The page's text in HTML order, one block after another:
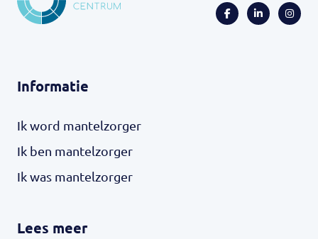
Informatie
Ik word mantelzorger
Ik ben mantelzorger
Ik was mantelzorger
Lees meer